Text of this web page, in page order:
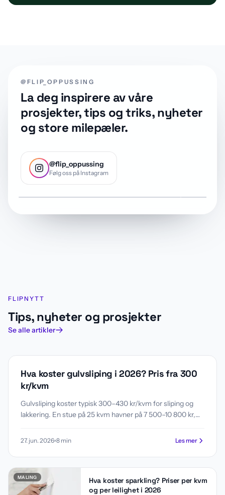
@FLIP_OPPUSSING
La deg inspirere av våre
prosjekter, tips og triks, nyheter
og store milepæler.
@flip_oppussing
Følg oss på Instagram
Flipnytt
FLIPNYTT
Tips, nyheter og prosjekter
Se alle artikler
GULV
Hva koster gulvsliping i 2026? Pris fra 300
kr/kvm
Gulvsliping koster typisk 300–430 kr/kvm for sliping og
lakkering. En stue på 25 kvm havner på 7 500–10 800 kr,
etter romstørrelse, hva som påvirker prisen, og når sliping
27. jun. 2026 8 min Les mer
MALING
Hva koster sparkling? Priser per kvm
og per leilighet i 2026